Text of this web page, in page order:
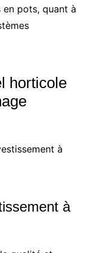
pots, quant à
horticole
à
à